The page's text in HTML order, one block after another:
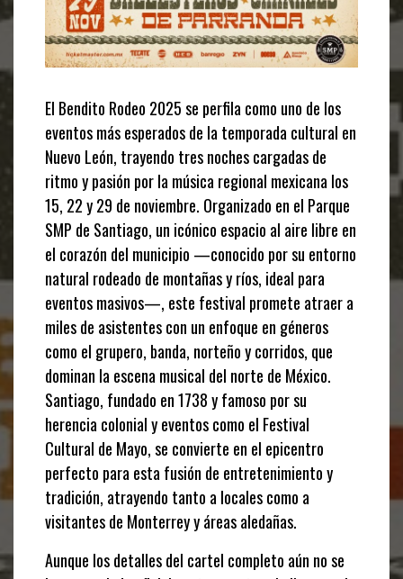
El Bendito Rodeo 2025 se perfila como uno de los
eventos más esperados de la temporada cultural en
Nuevo León, trayendo tres noches cargadas de
ritmo y pasión por la música regional mexicana los
15, 22 y 29 de noviembre. Organizado en el Parque
SMP de Santiago, un icónico espacio al aire libre en
el corazón del municipio —conocido por su entorno
natural rodeado de montañas y ríos, ideal para
eventos masivos—, este festival promete atraer a
miles de asistentes con un enfoque en géneros
como el grupero, banda, norteño y corridos, que
dominan la escena musical del norte de México.
Santiago, fundado en 1738 y famoso por su
herencia colonial y eventos como el Festival
Cultural de Mayo, se convierte en el epicentro
perfecto para esta fusión de entretenimiento y
tradición, atrayendo tanto a locales como a
visitantes de Monterrey y áreas aledañas.
Aunque los detalles del cartel completo aún no se